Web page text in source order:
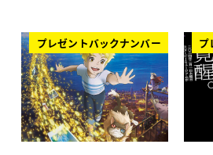
プレゼントバックナンバー プ